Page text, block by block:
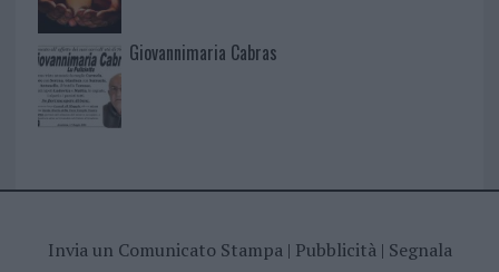
Giovannimaria Cabras
Invia un Comunicato Stampa| Pubblicità| Segnala